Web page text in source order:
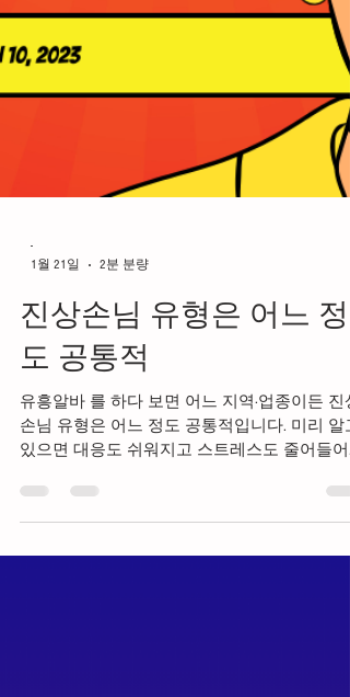
-
1월 21일
2분 분량
진상손님 유형은 어느 정
도 공통적